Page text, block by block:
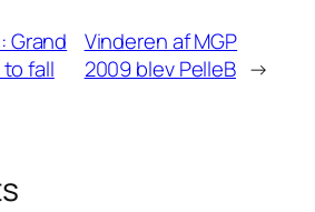
Grand
fall
Vinderen af MGP
2009 blev PelleB →